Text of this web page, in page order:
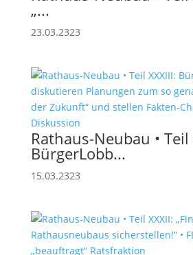
„...
23.03.2323
Rathaus-Neubau • Teil
BürgerLobb...
15.03.2323